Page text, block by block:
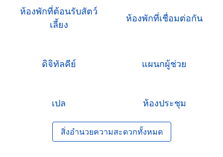
ห้องพักที่ต้อนรับสัตว์
เลี้ยง
ห้องพักที่เชื่อมต่อกัน
ดิจิทัลคีย์ แผนกผู้ช่วย
เปล ห้องประชุม
สิ่งอํานวยความสะดวกทั้งหมด